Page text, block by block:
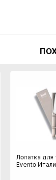
Лопатка для
Evento